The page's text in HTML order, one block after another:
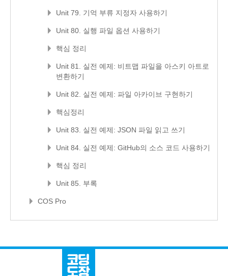
Unit 79. 기억 부류 지정자 사용하기
Unit 80. 실행 파일 옵션 사용하기
핵심 정리
Unit 81. 실전 예제: 비트맵 파일을 아스키 아트로
변환하기
Unit 82. 실전 예제: 파일 아카이브 구현하기
핵심정리
Unit 83. 실전 예제: JSON 파일 읽고 쓰기
Unit 84. 실전 예제: GitHub의 소스 코드 사용하기
핵심 정리
Unit 85. 부록
COS Pro